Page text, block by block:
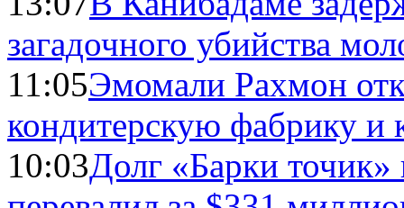
загадочного убийства
11:05Эмомали Рахмон
кондитерскую фабрику и
10:03Долг «Барки